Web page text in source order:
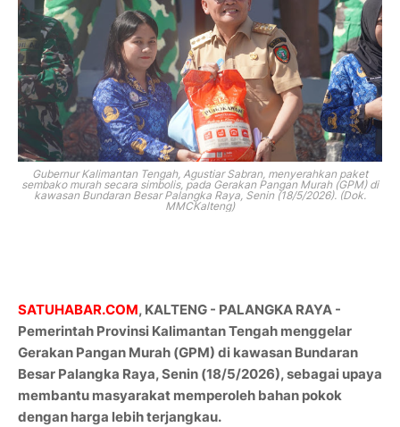
Gubernur Kalimantan Tengah, Agustiar Sabran, menyerahkan paket
sembako murah secara simbolis, pada Gerakan Pangan Murah (GPM) di
kawasan Bundaran Besar Palangka Raya, Senin (18/5/2026). (Dok.
MMCKalteng)
SATUHABAR.COM, KALTENG - PALANGKA RAYA -
Pemerintah Provinsi Kalimantan Tengah menggelar
Gerakan Pangan Murah (GPM) di kawasan Bundaran
Besar Palangka Raya, Senin (18/5/2026), sebagai upaya
membantu masyarakat memperoleh bahan pokok
dengan harga lebih terjangkau.